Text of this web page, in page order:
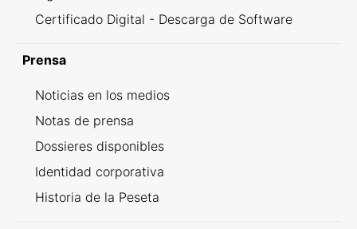
Certificado Digital - Descarga de Software
Prensa
Noticias en los medios
Notas de prensa
Dossieres disponibles
Identidad corporativa
Historia de la Peseta